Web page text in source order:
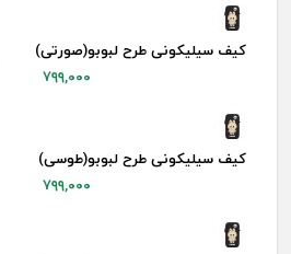
کیف سیلیکونی طرح لبوبو(صورتی)
۷۹۹,۰۰۰
کیف سیلیکونی طرح لبوبو(طوسی)
۷۹۹,۰۰۰